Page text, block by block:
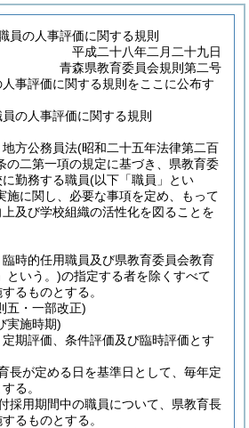
員の人事評価に関する規則
平成二十八年二月二十九日
青森県教育委員会規則第二号
事評価に関する規則をここに公布す
の人事評価に関する規則
方公務員法(昭和二十五年法律第二百
の二第一項の規定に基づき、県教育委
勤務する職員(以下「職員」とい
施に関し、必要な事項を定め、もって
及び学校組織の活性化を図ることを
臨時的任用職員及び県教育委員会教育
という。)の指定する者を除くすべて
るものとする。
五・一部改正)
実施時期)
定期評価、条件評価及び臨時評価とす
長が定める日を基準日として、毎年定
る。
採用期間中の職員について、県教育長
るものとする。